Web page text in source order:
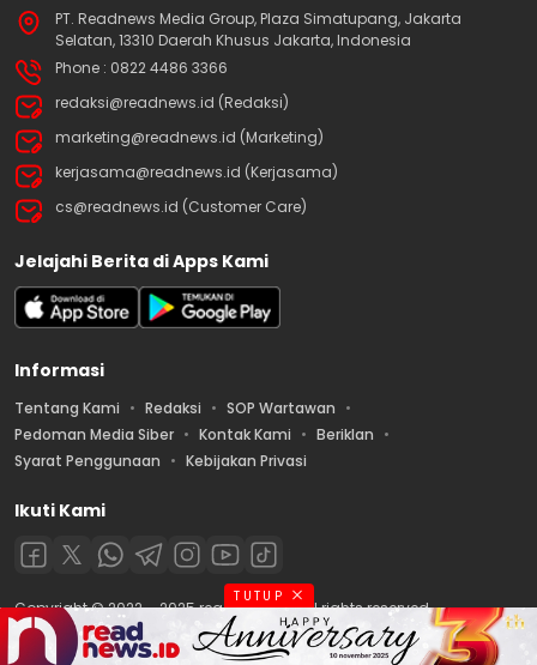
PT. Readnews Media Group, Plaza Simatupang, Jakarta
Selatan, 13310 Daerah Khusus Jakarta, Indonesia
Phone : 0822 4486 3366
redaksi@readnews.id (Redaksi)
marketing@readnews.id (Marketing)
kerjasama@readnews.id (Kerjasama)
cs@readnews.id (Customer Care)
Jelajahi Berita di Apps Kami
Informasi
Tentang Kami Redaksi
SOP Wartawan
Pedoman Media Siber
Kontak Kami
Beriklan
Syarat Penggunaan
Kebijakan Privasi
Ikuti Kami
Copyright © 2022 – 2025 readnews.id | All rights reserved.
TUTUP